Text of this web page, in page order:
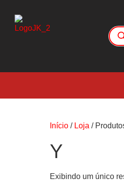
Início / Loja /
Y
Exibindo um único